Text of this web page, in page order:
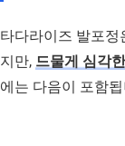
타다라이즈 발포정
지만, 드물게 심각
에는 다음이 포함